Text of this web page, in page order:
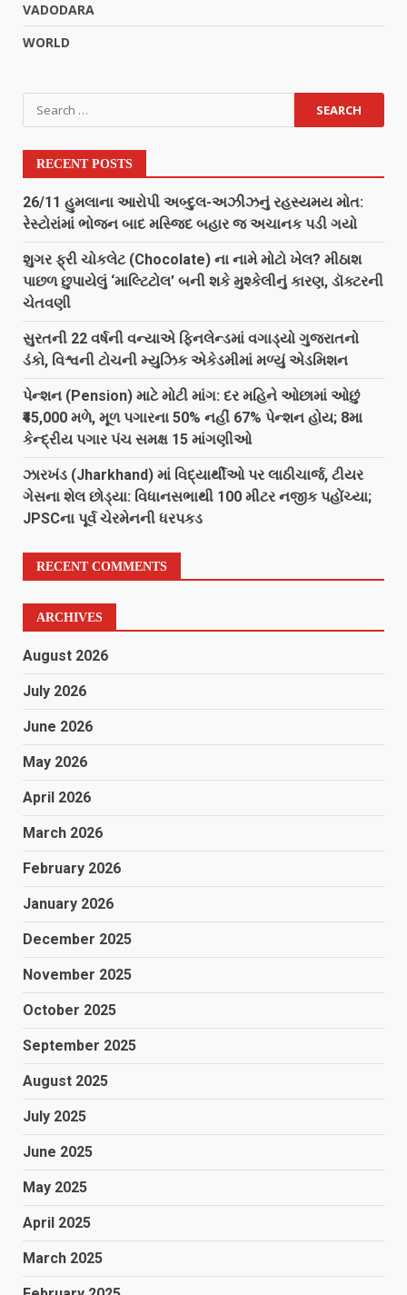
VADODARA
WORLD
RECENT POSTS
26/11 હુમલાના આરોપી અબ્દુલ-અઝીઝનું રહસ્યમય મોત:
રેસ્ટોરાંમાં ભોજન બાદ મસ્જિદ બહાર જ અચાનક પડી ગયો
શુગર ફ્રી ચોકલેટ (Chocolate) ના નામે મોટો ખેલ? મીઠાશ
પાછળ છુપાયેલું ‘માલ્ટિટોલ’ બની શકે મુશ્કેલીનું કારણ, ડૉક્ટરની
ચેતવણી
સુરતની 22 વર્ષની વન્યાએ ફિનલેન્ડમાં વગાડ્યો ગુજરાતનો
ડંકો, વિશ્વની ટોચની મ્યુઝિક એકેડમીમાં મળ્યું એડમિશન
પેન્શન (Pension) માટે મોટી માંગ: દર મહિને ઓછામાં ઓછું
₹45,000 મળે, મૂળ પગારના 50% નહીં 67% પેન્શન હોય; 8મા
કેન્દ્રીય પગાર પંચ સમક્ષ 15 માંગણીઓ
ઝારખંડ (Jharkhand) માં વિદ્યાર્થીઓ પર લાઠીચાર્જ, ટીયર
ગેસના શેલ છોડ્યા: વિધાનસભાથી 100 મીટર નજીક પહોંચ્યા;
JPSCના પૂર્વ ચેરમેનની ધરપકડ
RECENT COMMENTS
ARCHIVES
August 2026
July 2026
June 2026
May 2026
April 2026
March 2026
February 2026
January 2026
December 2025
November 2025
October 2025
September 2025
August 2025
July 2025
June 2025
May 2025
April 2025
March 2025